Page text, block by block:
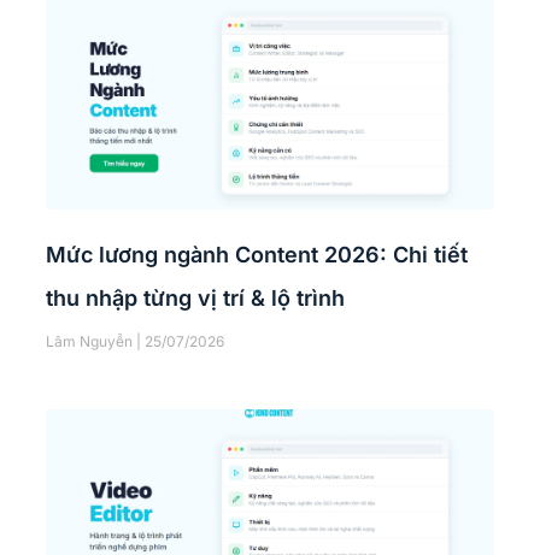
Mức lương ngành Content 2026: Chi tiết
thu nhập từng vị trí & lộ trình
Lâm Nguyễn 25/07/2026